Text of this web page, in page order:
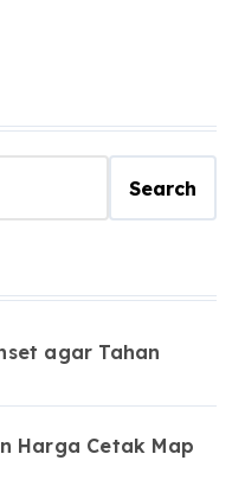
Search
agar Tahan
Harga Cetak Map